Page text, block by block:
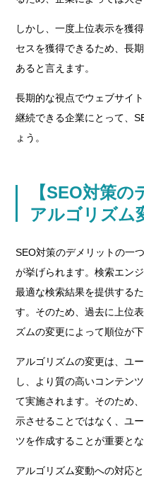
しかし、一度上位表示を獲
セスを獲得できるため、長
あると言えます。
長期的な視点でウェブサイ
継続できる企業にとって、
ょう。
【SEO対策の
アルゴリズム
SEO対策のデメリットの一
が挙げられます。検索エン
最適な検索結果を提供する
す。そのため、過去に上位
ズムの変更によって順位が
アルゴリズムの変更は、ユ
し、より質の高いコンテン
て実施されます。そのため
示させることではなく、ユ
ツを作成することが重要とな
アルゴリズム変動への対応